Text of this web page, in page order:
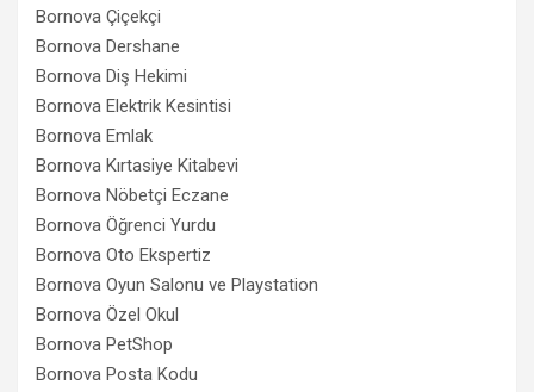
Bornova Çiçekçi
Bornova Dershane
Bornova Diş Hekimi
Bornova Elektrik Kesintisi
Bornova Emlak
Bornova Kırtasiye Kitabevi
Bornova Nöbetçi Eczane
Bornova Öğrenci Yurdu
Bornova Oto Ekspertiz
Bornova Oyun Salonu ve Playstation
Bornova Özel Okul
Bornova PetShop
Bornova Posta Kodu